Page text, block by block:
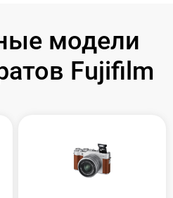
модели
Fujifilm